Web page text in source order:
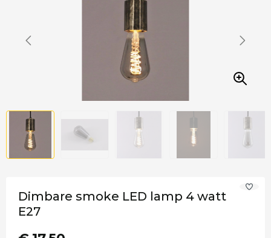
Dimbare smoke LED lamp 4 watt
E27